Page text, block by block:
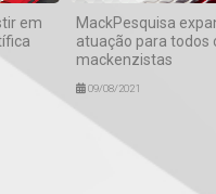
em
MackPesquisa
atuação para todos
mackenzistas
09/08/2021